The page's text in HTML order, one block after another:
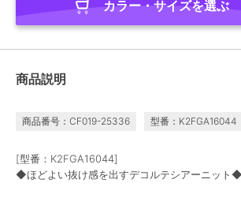
カラー・サイズを選ぶ
商品説明
商品番号：CF019-25336 型番：K2FGA16044
[型番：K2FGA16044]
◆ほどよい抜け感を出すデコルテシアーニット◆